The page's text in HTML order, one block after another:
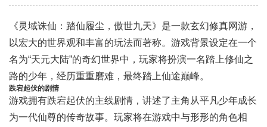
《灵域诛仙：踏仙履尘，傲世九天》是一款玄幻修真网游，
以宏大的世界观和丰富的玩法而著称。游戏背景设定在一个
名为“天元大陆”的奇幻世界中，玩家将扮演一名踏上修仙之
路的少年，经历重重磨难，最终踏上仙途巅峰。
跌宕起伏的剧情
游戏拥有跌宕起伏的主线剧情，讲述了主角从平凡少年成长
为一代仙尊的传奇故事。玩家将在游戏中与形形的角色相